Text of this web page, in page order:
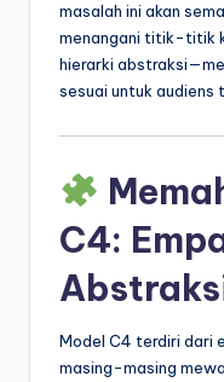
masalah ini akan
menangani titik-titik
hierarki
sesuai untuk audiens
C4:
Model C4 terdiri dari
masing-masing